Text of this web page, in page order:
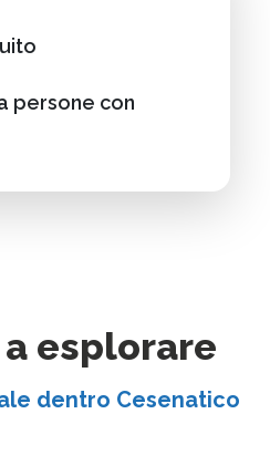
persone con
esplorare
dentro Cesenatico